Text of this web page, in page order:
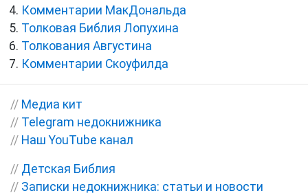
Комментарии МакДональда
Толковая Библия Лопухина
Толкования Августина
Комментарии Скоуфилда
// Медиа кит
// Telegram недокнижника
// Наш YouTube канал
// Детская Библия
// Записки недокнижника: статьи и новости